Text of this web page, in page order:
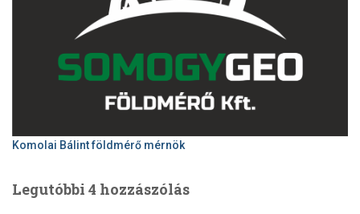
Komolai Bálint földmérő mérnök
Legutóbbi 4 hozzászólás